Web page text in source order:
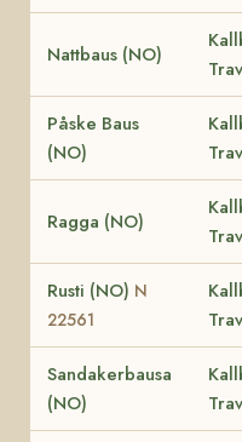
Nattbaus (NO)
Påske Baus
(NO)
Ragga (NO)
Rusti (NO) N
22561
Sandakerbausa
(NO)